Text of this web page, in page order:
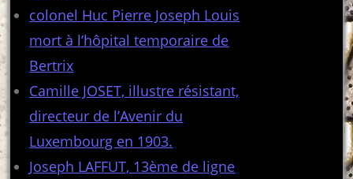
colonel Huc Pierre Joseph Louis
mort à l’hôpital temporaire de
Bertrix
Camille JOSET, illustre résistant,
directeur de l’Avenir du
Luxembourg en 1903.
Joseph LAFFUT, 13ème de ligne